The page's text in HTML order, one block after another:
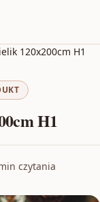
120x200cm H1
H1
czytania